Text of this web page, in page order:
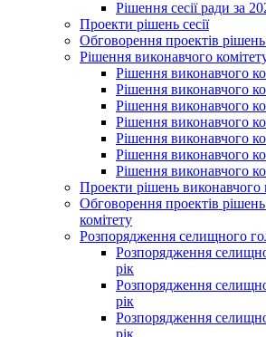
Рішення сесії ради за
Проекти рішень сесії
Обговорення проектів рішень
Рішення виконавчого
Рішення виконавчого
Рішення виконавчого
Рішення виконавчого
Рішення виконавчого
Рішення виконавчого
Рішення виконавчого
Рішення виконавчого
Проекти рішень виконавчого
Обговорення проектів
комітету
Розпорядження селищного
Розпорядження
рік
Розпорядження
рік
Розпорядження
рік